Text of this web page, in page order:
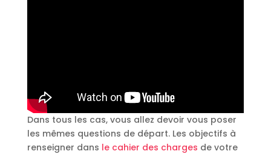
Dans tous les cas, vous allez devoir vous poser
les mêmes questions de départ. Les objectifs à
renseigner dans le cahier des charges de votre